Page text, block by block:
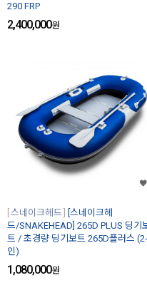
290 FRP
2,400,000원
스네이크헤드
[스네이크헤
드/SNAKEHEAD] 265D PLUS 딩기
트 / 초경량 딩기보트 265D플러스
인)
1,080,000원